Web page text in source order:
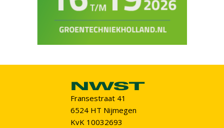
Fransestraat 41
6524 HT Nijmegen
KvK 10032693